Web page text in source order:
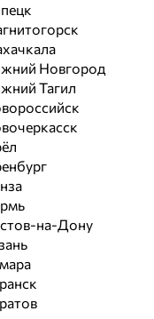
Новгород
Тагил
на-Дону